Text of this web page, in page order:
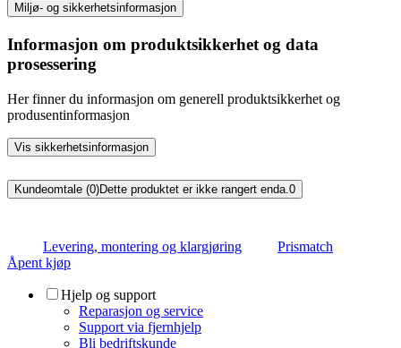
Miljø- og sikkerhetsinformasjon
Informasjon om produktsikkerhet og data
prosessering
Her finner du informasjon om generell produktsikkerhet og
produsentinformasjon
Vis sikkerhetsinformasjon
Kundeomtale (0)Dette produktet er ikke rangert enda. 0
Levering, montering og klargjøring
Prismatch
Åpent kjøp
Hjelp og support
Reparasjon og service
Support via fjernhjelp
Bli bedriftskunde